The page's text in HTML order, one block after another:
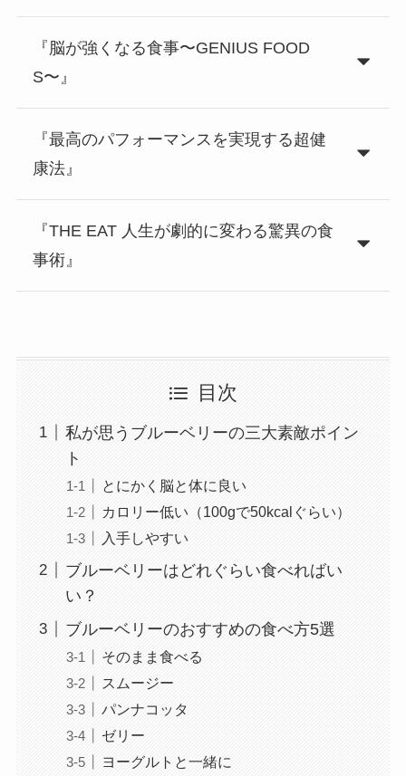
『脳が強くなる食事〜GENIUS FOOD
S〜』
『最高のパフォーマンスを実現する超健
康法』
『THE EAT 人生が劇的に変わる驚異の食
事術』
目次
私が思うブルーベリーの三大素敵ポイン
ト
とにかく脳と体に良い
カロリー低い（100gで50kcalぐらい）
入手しやすい
ブルーベリーはどれぐらい食べればい
い？
ブルーベリーのおすすめの食べ方5選
そのまま食べる
スムージー
パンナコッタ
ゼリー
ヨーグルトと一緒に